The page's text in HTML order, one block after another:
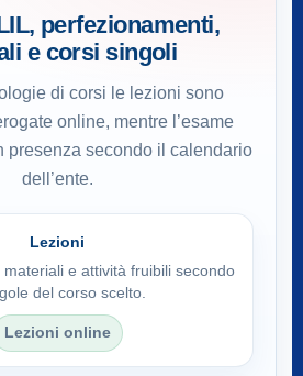
perfezionamenti,
e corsi singoli
di corsi le lezioni sono
online, mentre l’esame
presenza secondo il calendario
dell’ente.
Lezioni
e attività fruibili secondo
del corso scelto.
Lezioni online